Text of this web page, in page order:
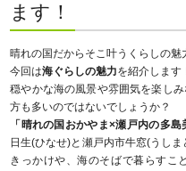
ます！
晴れの国だからそこ叶うくらしの魅
今回は海ぐらしの魅力を紹介します
穏やかな海の風景や雰囲気を楽し
方も多いのではないでしょうか？
「晴れの国おかやま×瀬戸内の多島
日生(ひなせ)と瀬戸内市牛窓(うし
きっかけや、海のそばで暮らすこ